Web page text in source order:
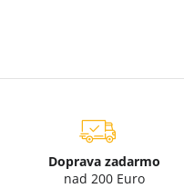
Doprava zadarmo
nad 200 Euro